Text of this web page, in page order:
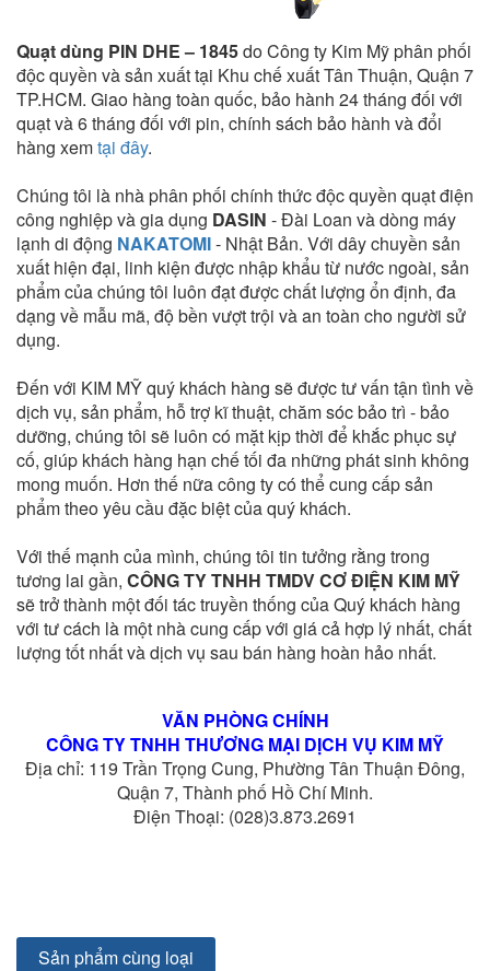
Quạt dùng PIN DHE – 1845do Công ty Kim Mỹ phân phối
độc quyền và sản xuất tại Khu chế xuất Tân Thuận, Quận 7
TP.HCM. Giao hàng toàn quốc, bảo hành 24 tháng đối với
quạt và 6 tháng đối với pin, chính sách bảo hành và đổi
hàng xemtại đây.
Chúng tôi là nhà phân phối chính thức độc quyền quạt điện
công nghiệp và gia dụng DASIN - Đài Loan và dòng máy
lạnh di động NAKATOMI- Nhật Bản. Với dây chuyền sản
xuất hiện đại, linh kiện được nhập khẩu từ nước ngoài, sản
phẩm của chúng tôi luôn đạt được chất lượng ổn định, đa
dạng về mẫu mã, độ bền vượt trội và an toàn cho người sử
dụng.
Đến với KIM MỸ quý khách hàng sẽ được tư vấn tận tình về
dịch vụ, sản phẩm, hỗ trợ kĩ thuật, chăm sóc bảo trì - bảo
dưỡng, chúng tôi sẽ luôn có mặt kịp thời để khắc phục sự
cố, giúp khách hàng hạn chế tối đa những phát sinh không
mong muốn. Hơn thế nữa công ty có thể cung cấp sản
phẩm theo yêu cầu đặc biệt của quý khách.
Với thế mạnh của mình, chúng tôi tin tưởng rằng trong
tương lai gần, CÔNG TY TNHH TMDV CƠ ĐIỆN KIM MỸ
sẽ trở thành một đối tác truyền thống của Quý khách hàng
với tư cách là một nhà cung cấp với giá cả hợp lý nhất, chất
lượng tốt nhất và dịch vụ sau bán hàng hoàn hảo nhất.
VĂN PHÒNG CHÍNH
CÔNG TY TNHH THƯƠNG MẠI DỊCH VỤ KIM MỸ
Địa chỉ: 119 Trần Trọng Cung, Phường Tân Thuận Đông,
Quận 7, Thành phố Hồ Chí Minh.
Điện Thoại: (028)3.873.2691
Sản phẩm cùng loại